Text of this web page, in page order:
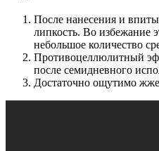
После нанесения и
липкость. Во избежание
небольшое количество
Противоцеллюлитный
после семидневного
Достаточно ощутимо